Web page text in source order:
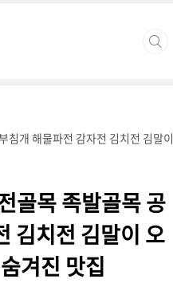
침개 해물파전 감자전 김치전 김말이
골목 족발골목 공
김치전 김말이 오
겨진 맛집